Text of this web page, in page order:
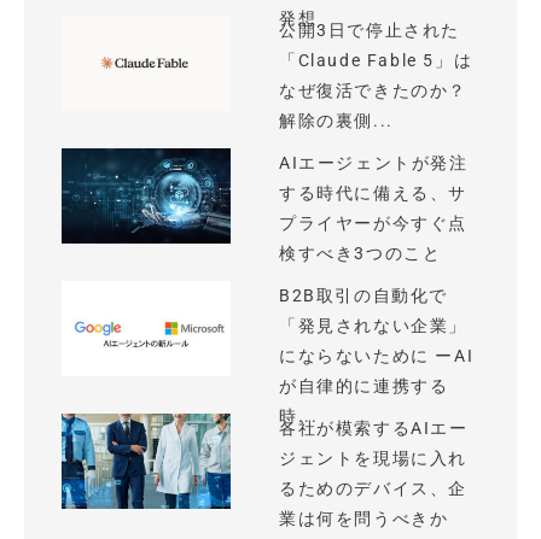
発想
公開3日で停止された
「Claude Fable 5」は
なぜ復活できたのか？
解除の裏側...
AIエージェントが発注
する時代に備える、サ
プライヤーが今すぐ点
検すべき3つのこと
B2B取引の自動化で
「発見されない企業」
にならないために ーAI
が自律的に連携する
時...
各社が模索するAIエー
ジェントを現場に入れ
るためのデバイス、企
業は何を問うべきか